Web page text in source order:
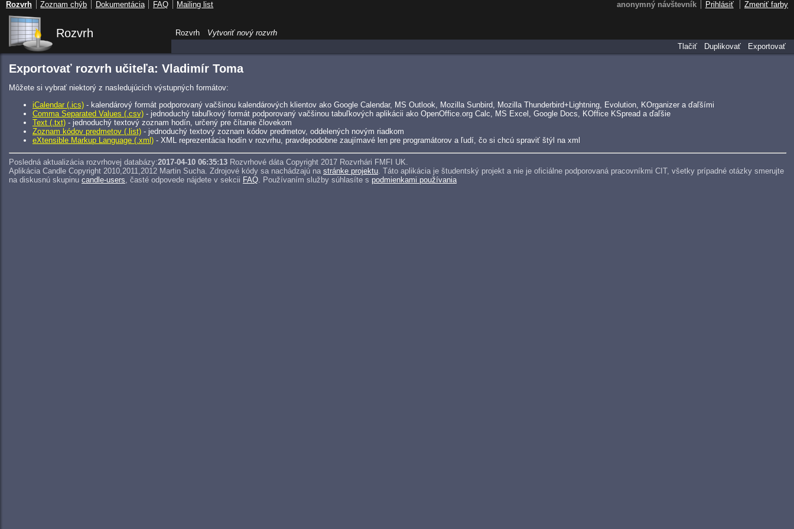
Rozvrh
Exportovať rozvrh učiteľa: Vladimír Toma
Môžete si vybrať niektorý z nasledujúcich výstupných formátov:
iCalendar (.ics) - kalendárový formát podporovaný vačšinou kalendárových klientov ako Google Calendar, MS Outlook, Mozilla Sunbird, Mozilla Thunderbird+Lightning, Evolution, KOrganizer a ďaľšími
Comma Separated Values (.csv) - jednoduchý tabuľkový formát podporovaný vačšinou tabuľkových aplikácii ako OpenOffice.org Calc, MS Excel, Google Docs, KOffice KSpread a ďaľšie
Text (.txt) - jednoduchý textový zoznam hodín, určený pre čítanie človekom
Zoznam kódov predmetov (.list) - jednoduchý textový zoznam kódov predmetov, oddelených novým riadkom
eXtensible Markup Language (.xml) - XML reprezentácia hodín v rozvrhu, pravdepodobne zaujímavé len pre programátorov a ľudí, čo si chcú spraviť štýl na xml
Posledná aktualizácia rozvrhovej databázy:2017-04-10 06:35:13 Rozvrhové dáta Copyright 2017 Rozvrhári FMFI UK.
Aplikácia Candle Copyright 2010,2011,2012 Martin Sucha. Zdrojové kódy sa nachádzajú na stránke projektu . Táto aplikácia je študentský projekt a nie je oficiálne podporovaná pracovníkmi CIT, všetky prípadné otázky smerujte
na diskusnú skupinu candle-users , časté odpovede nájdete v sekcii FAQ . Používaním služby súhlasíte s podmienkami používania
Rozvrh
Vytvoriť nový rozvrh
Tlačiť
Duplikovať Exportovať
anonymný návštevník Prihlásiť Zmeniť farby
Rozvrh Zoznam chýb Dokumentácia FAQ Mailing list